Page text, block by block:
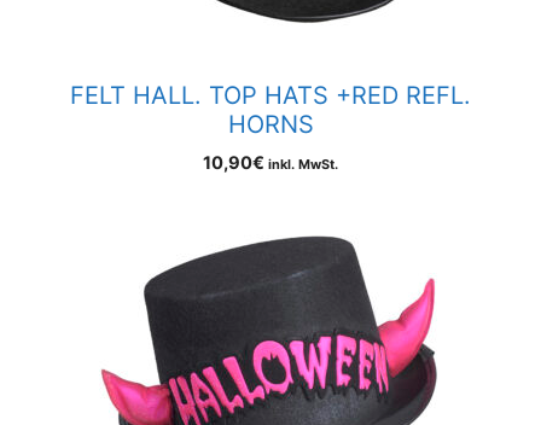
FELT HALL. TOP HATS +RED REFL.
HORNS
10,90€ inkl. MwSt.